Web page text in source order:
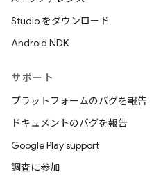
Studio をダウンロード
Android NDK
サポート
プラットフォームのバグを報告
ドキュメントのバグを報告
Google Play support
調査に参加